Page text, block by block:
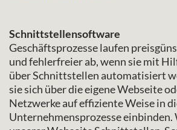
Schnittstellensoftware
Geschäftsprozesse laufen
und fehlerfreier ab, wenn sie mit
über Schnittstellen automatisiert
sie sich über die eigene Webseite
Netzwerke auf effiziente Weise in
Unternehmensprozesse einbinden.